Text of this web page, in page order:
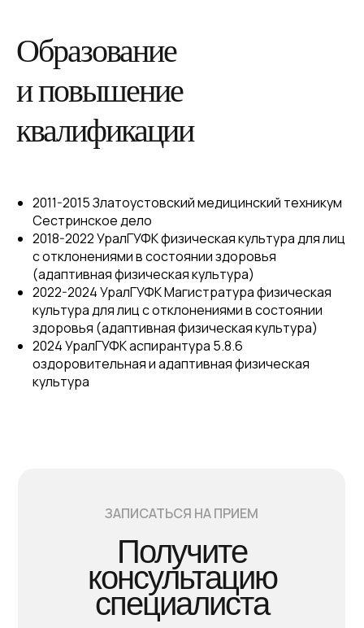
Образование
и повышение
квалификации
2011-2015 Златоустовский медицинский техникум
Сестринское дело
2018-2022 УралГУФК физическая культура для лиц
с отклонениями в состоянии здоровья
(адаптивная физическая культура)
2022-2024 УралГУФК Магистратура физическая
культура для лиц с отклонениями в состоянии
здоровья (адаптивная физическая культура)
2024 УралГУФК аспирантура 5.8.6
оздоровительная и адаптивная физическая
культура
Получите
консультацию
специалиста
ЗАПИСАТЬСЯ НА ПРИЕМ